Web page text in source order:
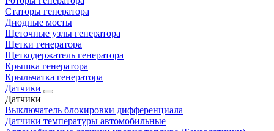
Статоры генератора
Диодные мосты
Щеточные узлы генератора
Щетки генератора
Щеткодержатель генератора
Крышка генератора
Крыльчатка генератора
Датчики
Датчики
Выключатель блокировки дифференциала
Датчики температуры автомобильные